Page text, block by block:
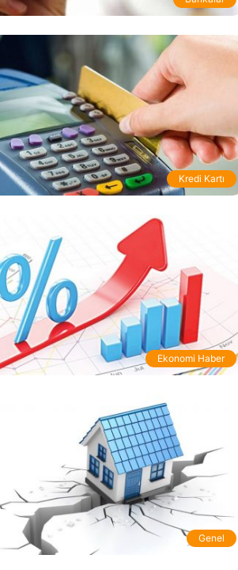
Kredi Kartı
Ekonomi Haber
Genel
Taşıt
Kredisi
Faiz
Oranları
11 Mayıs 2020
Taşıt Kredisi Faiz